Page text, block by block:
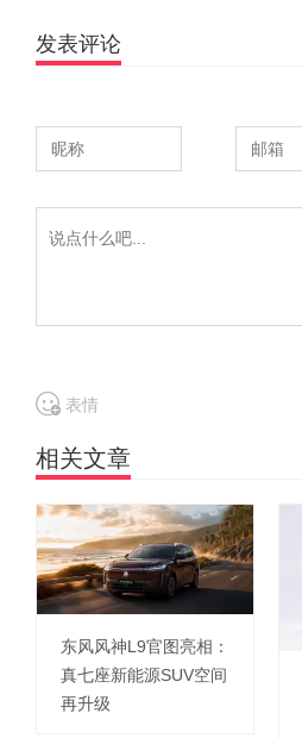
发表评论
表情
相关文章
东风风神L9官图亮相：
真七座新能源SUV空间
再升级